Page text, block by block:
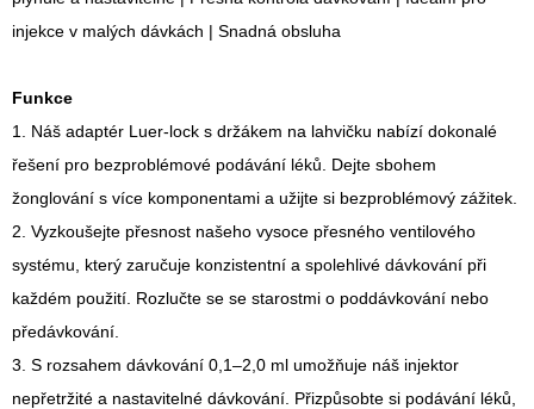
injekce v malých dávkách | Snadná obsluha
Funkce
1. Náš adaptér Luer-lock s držákem na lahvičku nabízí dokonalé
řešení pro bezproblémové podávání léků. Dejte sbohem
žonglování s více komponentami a užijte si bezproblémový zážitek.
2. Vyzkoušejte přesnost našeho vysoce přesného ventilového
systému, který zaručuje konzistentní a spolehlivé dávkování při
každém použití. Rozlučte se se starostmi o poddávkování nebo
předávkování.
3. S rozsahem dávkování 0,1–2,0 ml umožňuje náš injektor
nepřetržité a nastavitelné dávkování. Přizpůsobte si podávání léků,